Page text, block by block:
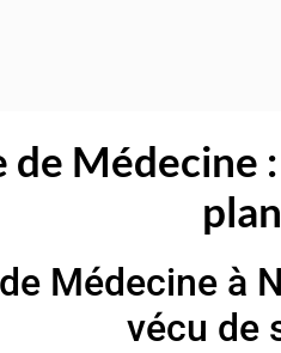
de
Médecine à
vécu de